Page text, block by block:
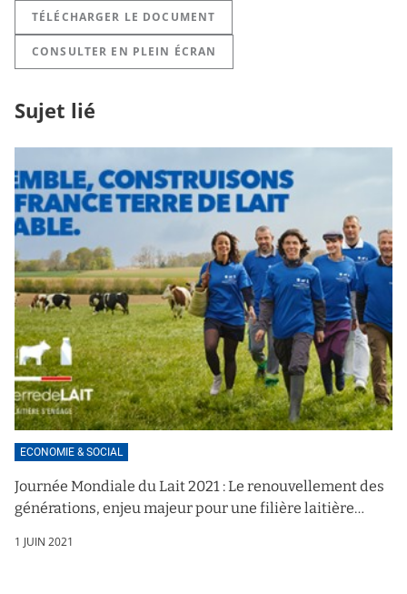
TÉLÉCHARGER LE DOCUMENT
CONSULTER EN PLEIN ÉCRAN
Sujet lié
ECONOMIE & SOCIAL
Journée Mondiale du Lait 2021 : Le renouvellement des
générations, enjeu majeur pour une filière laitière
1 JUIN 2021